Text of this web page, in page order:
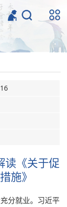
读《关于促
施》
分就业。习近平